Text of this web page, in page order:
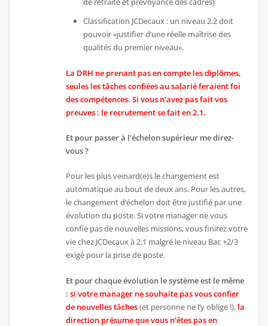
Classification JCDecaux : un niveau 2.2 doit
pouvoir «justifier d’une réelle maîtrise des
qualités du premier niveau».
La DRH ne prenant pas en compte les diplômes,
seules les tâches confiées au salarié feraient foi
des compétences. Si vous n’avez pas fait vos
preuves : le recrutement se fait en 2.1.
Et pour passer à l’échelon supérieur me direz-
vous ?
Pour les plus veinard(e)s le changement est
automatique au bout de deux ans. Pour les autres,
le changement d’échelon doit être justifié par une
évolution du poste. Si votre manager ne vous
confie pas de nouvelles missions, vous finirez votre
vie chez JCDecaux à 2.1 malgré le niveau Bac +2/3
exigé pour la prise de poste.
Et pour chaque évolution le système est le même
:si votre manager ne souhaite pas vous confier
de nouvelles tâches(et personne ne l’y oblige !), la
direction présume que vous n’êtes pas en